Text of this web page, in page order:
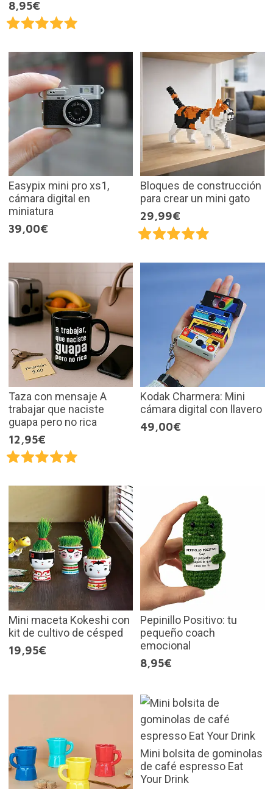
8,95€
Easypix mini pro xs1,
cámara digital en
miniatura
39,00€
Bloques de construcción
para crear un mini gato
29,99€
Taza con mensaje A
trabajar que naciste
guapa pero no rica
12,95€
Kodak Charmera: Mini
cámara digital con llavero
49,00€
Mini maceta Kokeshi con
kit de cultivo de césped
19,95€
Pepinillo Positivo: tu
pequeño coach
emocional
8,95€
Mini bolsita de gominolas
de café espresso Eat
Your Drink